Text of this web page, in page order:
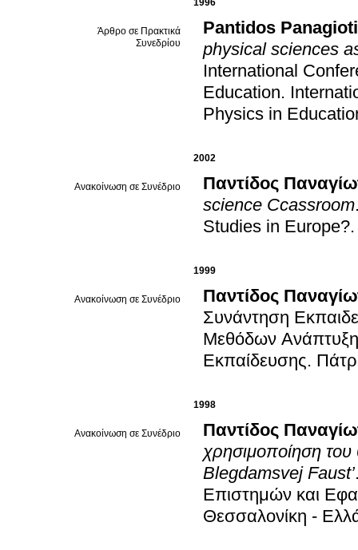
Άρθρο σε Πρακτικά
Συνεδρίου
Pantidos
physical sciences
International
Education.
Physics in
2002
Ανακοίνωση σε Συνέδριο
Παντίδος
science Ccassroom
Studies in Europe?
1999
Ανακοίνωση σε Συνέδριο
Παντίδος
Συνάντηση
Μεθόδων
Εκπαίδευσης.
1998
Ανακοίνωση σε Συνέδριο
Παντίδος
χρησιμοποίηση
Blegdamsvej Faust’
Επιστημών και
Θεσσαλονίκη -